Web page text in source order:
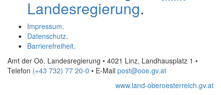
Landesregierung.
Impressum.
Datenschutz.
Barrierefreiheit.
Amt der Oö. Landesregierung • 4021 Linz, Landhausplatz 1 •
Telefon (+43 732) 77 20-0 • E-Mail post@ooe.gv.at
www.land-oberoesterreich.gv.at